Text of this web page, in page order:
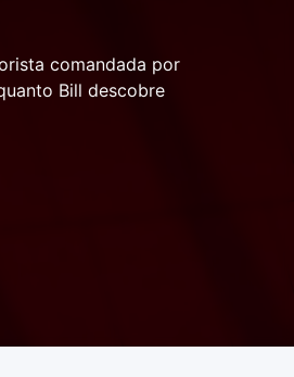
comandada por
Bill descobre